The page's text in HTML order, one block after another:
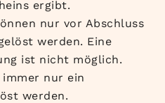
ergibt.
nur vor Abschluss
werden. Eine
ist nicht möglich.
nur ein
werden.